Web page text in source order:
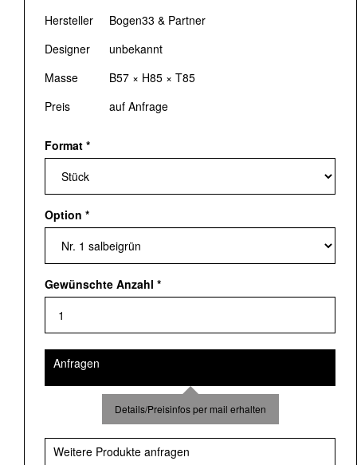
Hersteller
Bogen33 & Partner
Designer
unbekannt
Masse
B57 × H85 × T85
Preis
auf Anfrage
Format *
Option *
Gewünschte Anzahl *
Anfragen
Details/Preisinfos per mail erhalten
Weitere Produkte anfragen